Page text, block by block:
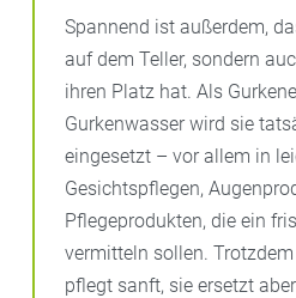
Spannend ist außerdem,
auf dem Teller, sondern
ihren Platz hat. Als
Gurkenwasser wird sie
eingesetzt – vor allem in
Gesichtspflegen,
Pflegeprodukten, die ein
vermitteln sollen.
pflegt sanft, sie ersetzt